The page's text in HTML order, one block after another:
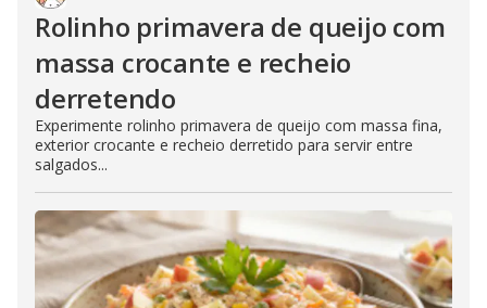
Rolinho primavera de queijo com
massa crocante e recheio
derretendo
Experimente rolinho primavera de queijo com massa fina,
exterior crocante e recheio derretido para servir entre
salgados...